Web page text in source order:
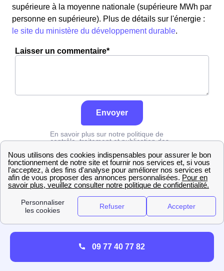
supérieure à la moyenne nationale (supérieure MWh par
personne en supérieure). Plus de détails sur l'énergie :
le site du ministère du développement durable.
Laisser un commentaire*
Envoyer
En savoir plus sur notre politique de
contrôle, traitement et publication des
Erdf Vosges Villers
09 77 40 77 82